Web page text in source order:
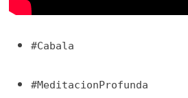
#Cabala
#MeditacionProfunda